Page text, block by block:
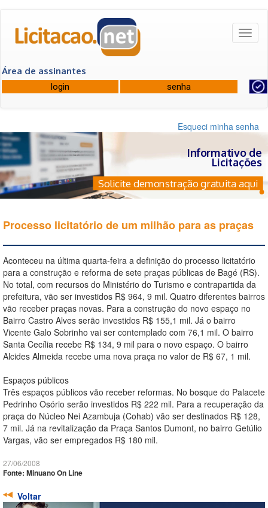
Área de assinantes
Esqueci minha senha
Informativo de
Licitações
Solicite demonstração gratuita aqui
Processo licitatório de um milhão para as praças
Aconteceu na última quarta-feira a definição do processo licitatório
para a construção e reforma de sete praças públicas de Bagé (RS).
No total, com recursos do Ministério do Turismo e contrapartida da
prefeitura, vão ser investidos R$ 964, 9 mil. Quatro diferentes bairros
vão receber praças novas. Para a construção do novo espaço no
Bairro Castro Alves serão investidos R$ 155,1 mil. Já o bairro
Vicente Galo Sobrinho vai ser contemplado com 76,1 mil. O bairro
Santa Cecília recebe R$ 134, 9 mil para o novo espaço. O bairro
Alcides Almeida recebe uma nova praça no valor de R$ 67, 1 mil.
Espaços públicos
Três espaços públicos vão receber reformas. No bosque do Palacete
Pedrinho Osório serão investidos R$ 222 mil. Para a recuperação da
praça do Núcleo Nei Azambuja (Cohab) vão ser destinados R$ 128,
7 mil. Já na revitalização da Praça Santos Dumont, no bairro Getúlio
Vargas, vão ser empregados R$ 180 mil.
27/06/2008
Fonte: Minuano On Line
Voltar